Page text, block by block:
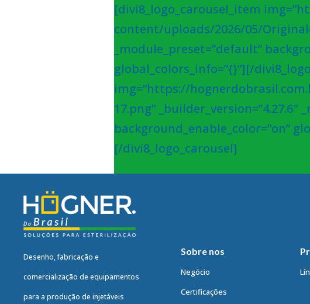
[divi8_logo_carousel_item
content/uploads/2026/05/
_module_preset=”default”
global_colors_info=”{}”][/
img=”https://
17.png”
background_enable_color=”on”
[/divi8_logo_carousel]
Sobre nos
Negócio
Certificações
Desenho, fabricação e
comercialização de equipamentos
para a produção de injetáveis